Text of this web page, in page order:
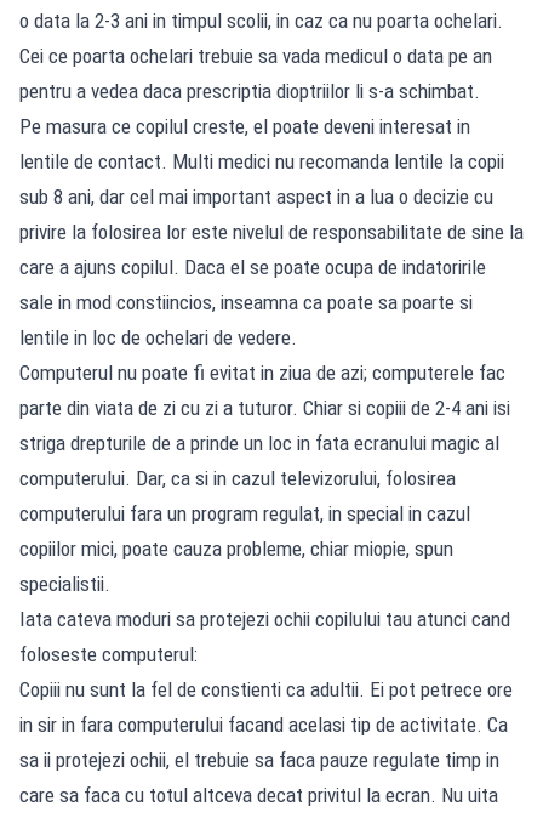
o data la 2-3 ani in timpul scolii, in caz ca nu poarta ochelari.
Cei ce poarta ochelari trebuie sa vada medicul o data pe an
pentru a vedea daca prescriptia dioptriilor li s-a schimbat.
Pe masura ce copilul creste, el poate deveni interesat in
lentile de contact. Multi medici nu recomanda lentile la copii
sub 8 ani, dar cel mai important aspect in a lua o decizie cu
privire la folosirea lor este nivelul de responsabilitate de sine la
care a ajuns copilul. Daca el se poate ocupa de indatoririle
sale in mod constiincios, inseamna ca poate sa poarte si
lentile in loc de ochelari de vedere.
Computerul nu poate fi evitat in ziua de azi; computerele fac
parte din viata de zi cu zi a tuturor. Chiar si copiii de 2-4 ani isi
striga drepturile de a prinde un loc in fata ecranului magic al
computerului. Dar, ca si in cazul televizorului, folosirea
computerului fara un program regulat, in special in cazul
copiilor mici, poate cauza probleme, chiar miopie, spun
specialistii.
Iata cateva moduri sa protejezi ochii copilului tau atunci cand
foloseste computerul:
Copiii nu sunt la fel de constienti ca adultii. Ei pot petrece ore
in sir in fara computerului facand acelasi tip de activitate. Ca
sa ii protejezi ochii, el trebuie sa faca pauze regulate timp in
care sa faca cu totul altceva decat privitul la ecran. Nu uita